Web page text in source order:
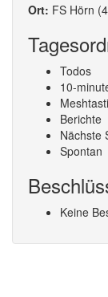
Ort: FS Hörn
Todos
10-
Berichte
Nächste
Spontan
Keine